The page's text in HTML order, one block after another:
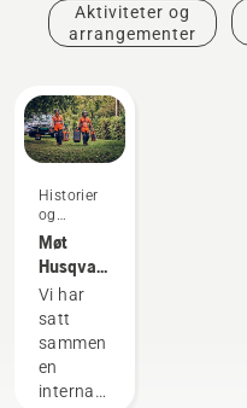
Aktiviteter og
arrangementer
Historier
og
inspirasjon
Møt
Husqvarnas
H-Team
– de
kravstore
brukerne
våre
Vi har
satt
sammen
en
internasjonal